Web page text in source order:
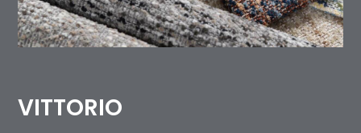
VITTORIO